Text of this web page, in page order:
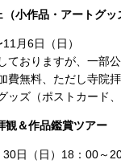
小作品・アートグッ
月6日（日）
ますが、一部公開
料、ただし寺院拝
ズ（ポストカード
＆作品鑑賞ツアー
日（日）18：00～